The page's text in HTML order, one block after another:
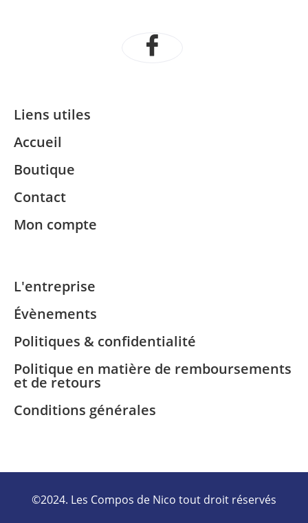
Liens utiles
Accueil
Boutique
Contact
Mon compte
L'entreprise
Évènements
Politiques & confidentialité
Politique en matière de remboursements
et de retours
Conditions générales
©2024. Les Compos de Nico tout droit réservés